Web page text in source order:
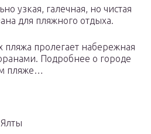
узкая, галечная, но чистая
для пляжного отдыха.
пляжа пролегает набережная
Подробнее о городе
пляже…